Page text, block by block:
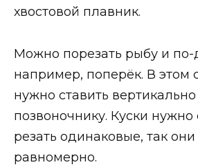
хвостовой плавник.
Можно порезать рыбу и по-
например, поперёк. В этом
нужно ставить вертикально
позвоночнику. Куски нужно
резать одинаковые, так они
равномерно.